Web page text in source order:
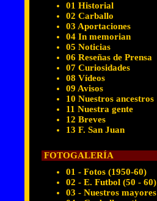
01 Historial
02 Carballo
03 Aportaciones
04 In memorian
05 Noticias
06 Reseñas de Prensa
07 Curiosidades
08 Vídeos
09 Avisos
10 Nuestros ancestros
11 Nuestra gente
12 Breves
13 F. San Juan
FOTOGALERÍA
01 - Fotos (1950-60)
02 - E. Futbol (50 - 60)
03 - Nuestros mayores